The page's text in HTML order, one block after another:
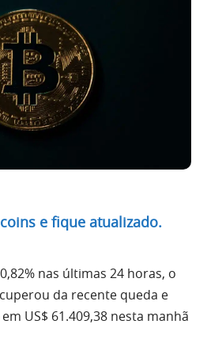
e fique atualizado.
nas últimas 24 horas, o
da recente queda e
US$ 61.409,38 nesta manhã